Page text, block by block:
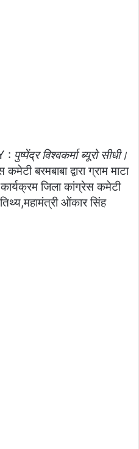
: पुष्पेंद्र विश्वकर्मा ब्यूरो सीधी।
बरमबाबा द्वारा ग्राम माटा
जिला कांग्रेस कमेटी
ओंकार सिंह